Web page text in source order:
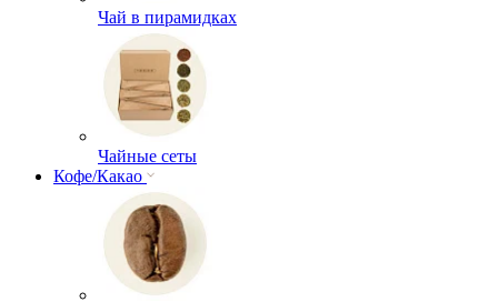
Чай в пирамидках
Чайные сеты
Кофе/Какао